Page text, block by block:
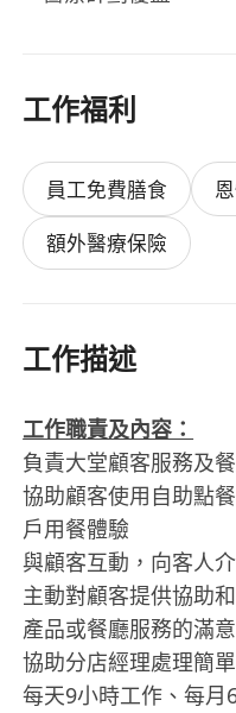
工作福利
員工免費膳食
額外醫療保險
工作描述
工作職責及內容：
負責大堂顧客服務及
協助顧客使用自助點
戶用餐體驗
與顧客互動，向客人
主動對顧客提供協助
產品或餐廳服務的滿
協助分店經理處理簡
每天9小時工作、每月